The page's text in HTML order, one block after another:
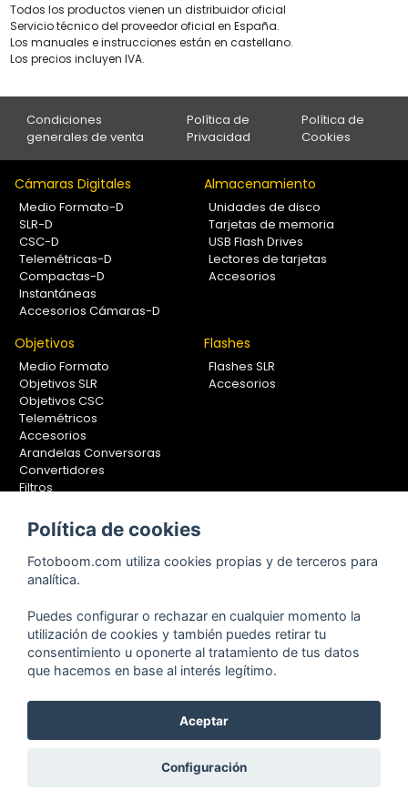
Todos los productos vienen un distribuidor oficial
Servicio técnico del proveedor oficial en España.
Los manuales e instrucciones están en castellano.
Los precios incluyen IVA.
Condiciones
generales de venta
Política de
Privacidad
Política de
Cookies
Cámaras Digitales
Medio Formato-D
SLR-D
CSC-D
Telemétricas-D
Compactas-D
Instantáneas
Accesorios Cámaras-D
Almacenamiento
Unidades de disco
Tarjetas de memoria
USB Flash Drives
Lectores de tarjetas
Accesorios
Objetivos
Medio Formato
Objetivos SLR
Objetivos CSC
Telemétricos
Accesorios
Arandelas Conversoras
Convertidores
Filtros
Calibradores
Flashes
Flashes SLR
Accesorios
Soportes Fotografía
Monopiés
Trípodes
Kit Completos
Accesorios
Copyright © 2001-2024, Fotoboom, Fotonet, S.L. CIF. B-83430587
C/ San Romualdo Nº26 - 28037 Madrid - España
304 28 94. Cualquier comentario o sugerencia nos la puedes
Política de cookies
Fotoboom.com utiliza cookies propias y de terceros para
analítica.
Puedes configurar o rechazar en cualquier momento la
utilización de cookies y también puedes retirar tu
consentimiento u oponerte al tratamiento de tus datos
que hacemos en base al interés legítimo.
Aceptar
Configuración